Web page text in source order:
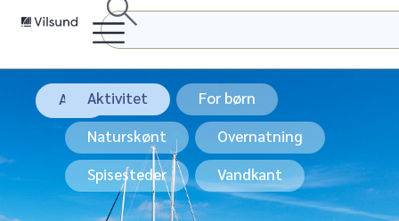
Vandkant
Alle Aktivitet
For børn
Naturskønt
Overnatning
Spisesteder
Vandkant